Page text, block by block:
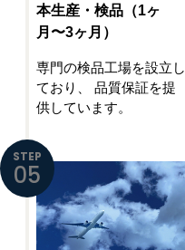
本生産・検品（1ヶ
月〜3ヶ月）
専門の検品工場を設立し
ており、
品質保証を提
供しています。
STEP
05